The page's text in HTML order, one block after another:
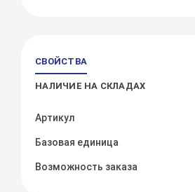
СВОЙСТВА
НАЛИЧИЕ НА СКЛАДАХ
Артикул
Базовая единица
Возможность заказа